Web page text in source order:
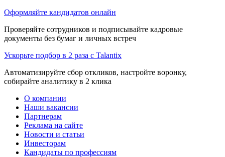
Оформляйте кандидатов онлайн
Проверяйте сотрудников и подписывайте кадровые
документы без бумаг и личных встреч
Ускорьте подбор в 2 раза с Talantix
Автоматизируйте сбор откликов, настройте воронку,
собирайте аналитику в 2 клика
О компании
Наши вакансии
Партнерам
Реклама на сайте
Новости и статьи
Инвесторам
Кандидаты по профессиям